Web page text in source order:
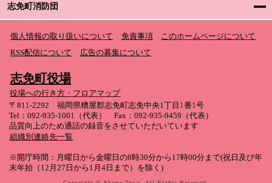
志免町消防団
個人情報の取り扱いについて 免責事項
このホームページについて
RSS配信について
広告の募集について
志免町役場
役場への行き方・フロアマップ
〒811-2292 福岡県糟屋郡志免町志免中央1丁目1番1号
Tel：092-935-1001（代表） Fax：092-935-9459（代表）
品質向上のため通話の録音をさせていただいています
組織別連絡先一覧
※開庁時間：月曜日から金曜日の8時30分から17時00分まで(祝日及び年
末年始（12月27日から1月4日まで）を除く)